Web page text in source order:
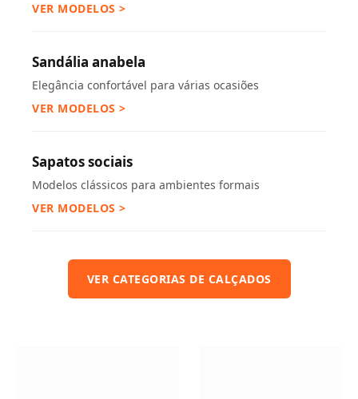
VER MODELOS >
Sandália anabela
Elegância confortável para várias ocasiões
VER MODELOS >
Sapatos sociais
Modelos clássicos para ambientes formais
VER MODELOS >
VER CATEGORIAS DE CALÇADOS